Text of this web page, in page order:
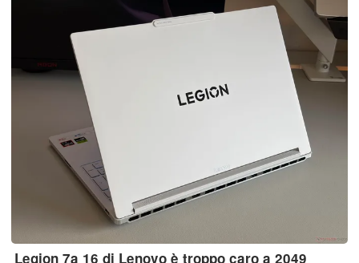
Legion 7a 16 di Lenovo è troppo caro a 2049